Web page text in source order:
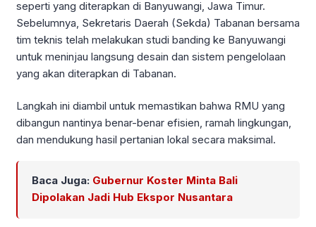
seperti yang diterapkan di Banyuwangi, Jawa Timur.
Sebelumnya, Sekretaris Daerah (Sekda) Tabanan bersama
tim teknis telah melakukan studi banding ke Banyuwangi
untuk meninjau langsung desain dan sistem pengelolaan
yang akan diterapkan di Tabanan.
Langkah ini diambil untuk memastikan bahwa RMU yang
dibangun nantinya benar-benar efisien, ramah lingkungan,
dan mendukung hasil pertanian lokal secara maksimal.
Baca Juga: Gubernur Koster Minta Bali
Dipolakan Jadi Hub Ekspor Nusantara